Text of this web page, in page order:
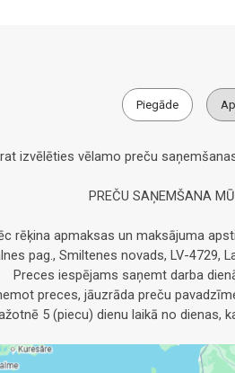
Piegāde
izvēlēties vēlamo preču
PREČU SAŅEMŠANA
rēķina apmaksas un maksājuma
pag., Smiltenes novads, LV-
Preces iespējams saņemt darba
preces, jāuzrāda preču
5 (piecu) dienu laikā no dienas,